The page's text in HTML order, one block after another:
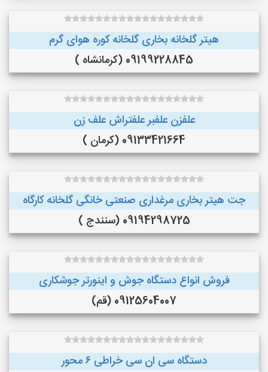
هیتر گلخانه بخاری گلخانه کوره هوای گرم
09199228845 (کرمانشاه )
علفزن علفبر علفتراش علف زن
09133421664 (کرمان )
جت هیتر بخاری مرغداری صنعتی خانگی گلخانه کارگاه
09194298725 (سنندج )
فروش انواع دستگاه جوش و اینورتر جوشکاری
09125604007 (قم)
دستگاه سی ان سی خراطی ۶ محور